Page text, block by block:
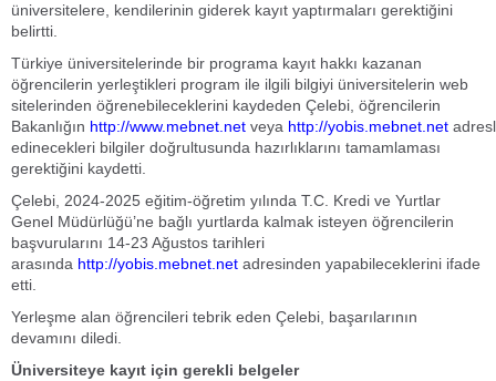
üniversitelere, kendilerinin giderek kayıt yaptırmaları gerektiğini
belirtti.
Türkiye üniversitelerinde bir programa kayıt hakkı kazanan
öğrencilerin yerleştikleri program ile ilgili bilgiyi üniversitelerin web
sitelerinden öğrenebileceklerini kaydeden Çelebi, öğrencilerin
Bakanlığın http://www.mebnet.net veya http://yobis.mebnet.net
edinecekleri bilgiler doğrultusunda hazırlıklarını tamamlaması
gerektiğini kaydetti.
Çelebi, 2024-2025 eğitim-öğretim yılında T.C. Kredi ve Yurtlar
Genel Müdürlüğü’ne bağlı yurtlarda kalmak isteyen öğrencilerin
başvurularını 14-23 Ağustos tarihleri
arasında http://yobis.mebnet.net adresinden yapabileceklerini ifade
etti.
Yerleşme alan öğrencileri tebrik eden Çelebi, başarılarının
devamını diledi.
Üniversiteye kayıt için gerekli belgeler